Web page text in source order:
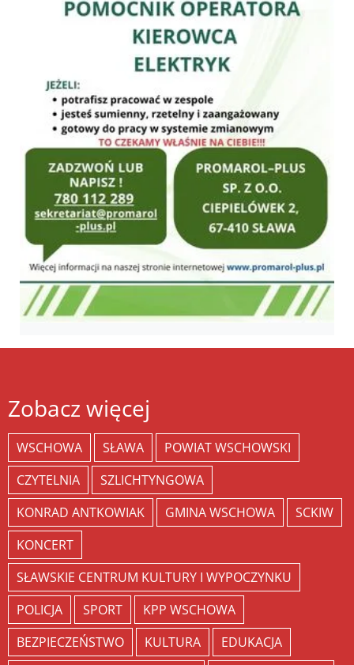
Zobacz więcej
WSCHOWA SŁAWA
POWIAT WSCHOWSKI
CZYTELNIA
SZLICHTYNGOWA
KONRAD ANTKOWIAK
GMINA WSCHOWA
SCKIW
KONCERT
SŁAWSKIE CENTRUM KULTURY I WYPOCZYNKU
POLICJA
SPORT
KPP WSCHOWA
BEZPIECZEŃSTWO
KULTURA
EDUKACJA